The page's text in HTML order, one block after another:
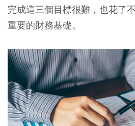
完成這三個目標很難，也花了
重要的財務基礎。